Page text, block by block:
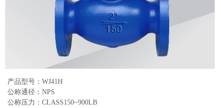
产品型号：WJ41H
公称通径：NPS
公称压力：CLASS150~900LB